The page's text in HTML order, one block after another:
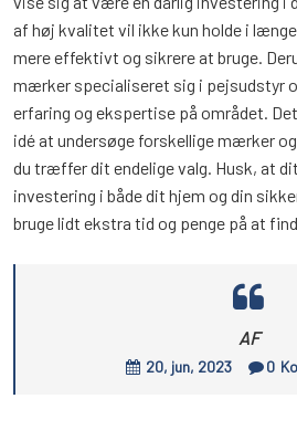
af høj kvalitet vil ikke kun holde i
mere effektivt og sikrere at bruge.
mærker specialiseret sig i pejsudstyr
erfaring og ekspertise på området.
idé at undersøge forskellige mærker
du træffer dit endelige valg. Husk, at
investering i både dit hjem og din
bruge lidt ekstra tid og penge på at
AF
20, jun, 2023 0